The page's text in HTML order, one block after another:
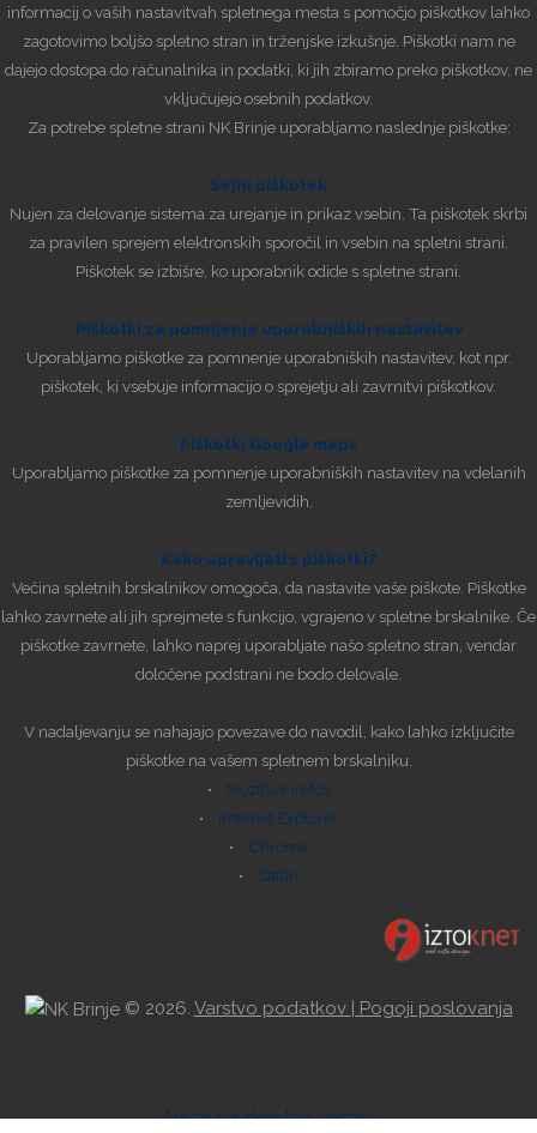
informacij o vaših nastavitvah spletnega mesta s pomočjo piškotkov lahko
zagotovimo boljšo spletno stran in trženjske izkušnje. Piškotki nam ne
dajejo dostopa do računalnika in podatki, ki jih zbiramo preko piškotkov, ne
vključujejo osebnih podatkov.
Za potrebe spletne strani NK Brinje uporabljamo naslednje piškotke:
Sejni piškotek
Nujen za delovanje sistema za urejanje in prikaz vsebin. Ta piškotek skrbi
za pravilen sprejem elektronskih sporočil in vsebin na spletni strani.
Piškotek se izbišre, ko uporabnik odide s spletne strani.
Piškotki za pomnjenje uporabniških nastavitev
Uporabljamo piškotke za pomnenje uporabniških nastavitev, kot npr.
piškotek, ki vsebuje informacijo o sprejetju ali zavrnitvi piškotkov.
Piškotki Google maps
Uporabljamo piškotke za pomnenje uporabniških nastavitev na vdelanih
zemljevidih.
Kako upravljati s piškotki?
Večina spletnih brskalnikov omogoča, da nastavite vaše piškote. Piškotke
lahko zavrnete ali jih sprejmete s funkcijo, vgrajeno v spletne brskalnike. Če
piškotke zavrnete, lahko naprej uporabljate našo spletno stran, vendar
določene podstrani ne bodo delovale.
V nadaljevanju se nahajajo povezave do navodil, kako lahko izključite
piškotke na vašem spletnem brskalniku.
• Mozilla Firefox
• Internet Explorer
• Chrome
• Safari
© 2026. Varstvo podatkov | Pogoji poslovanja
Nazaj na desktop verzijo